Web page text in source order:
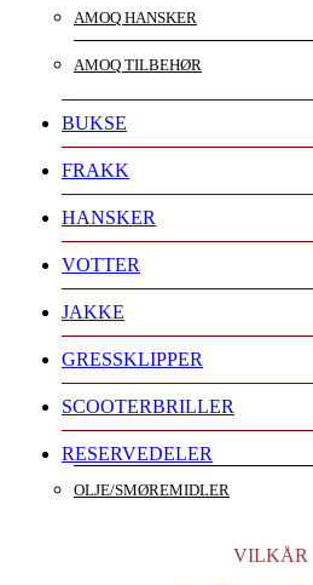
AMOQ HANSKER
AMOQ TILBEHØR
BUKSE
FRAKK
HANSKER
VOTTER
JAKKE
GRESSKLIPPER
SCOOTERBRILLER
RESERVEDELER
OLJE/SMØREMIDLER
VILKÅR